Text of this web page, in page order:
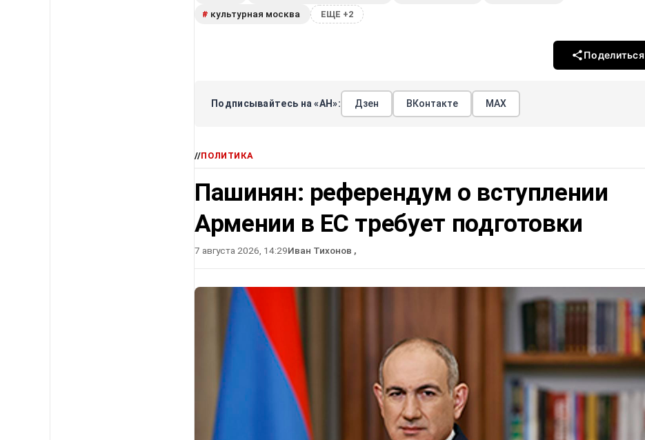
# культурная москва ЕЩЕ +2
Поделиться
Подписывайтесь на «АН»: Дзен ВКонтакте МАХ
//ПОЛИТИКА
Пашинян: референдум о вступлении
Армении в ЕС требует подготовки
7 августа 2026, 14:29Иван Тихонов ,